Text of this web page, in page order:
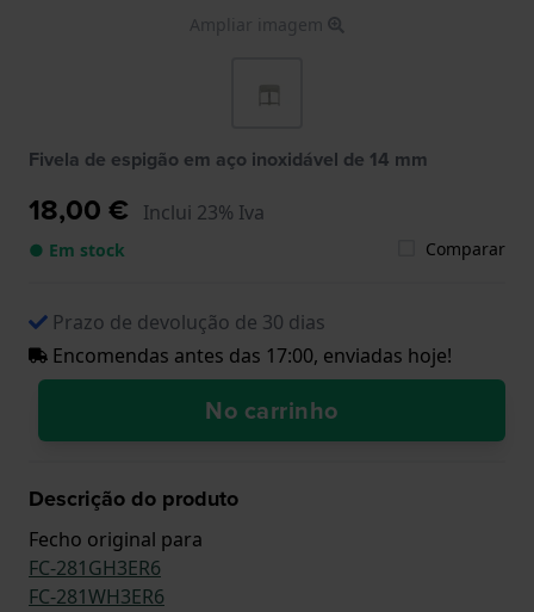
Ampliar imagem
Fivela de espigão em aço inoxidável de 14 mm
18,00 € Inclui 23% Iva
● Em stock Comparar
Prazo de devolução de 30 dias
Encomendas antes das 17:00, enviadas hoje!
No carrinho
Descrição do produto
Fecho original para
FC-281GH3ER6
FC-281WH3ER6